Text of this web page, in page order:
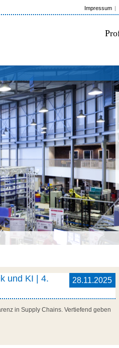
Impressum
28.11.2025
und KI | 4.
in Supply Chains. Vertiefend geben